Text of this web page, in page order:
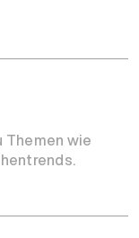
Themen wie